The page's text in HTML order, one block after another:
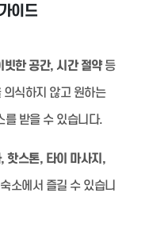
이드
빗한 공간, 시간 절약등
식하지 않고 원하는
를 받을 수 있습니다.
핫스톤, 타이 마사지,
소에서 즐길 수 있습니